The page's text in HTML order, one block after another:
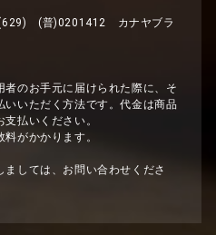
(629) (普)0201412 カナヤブラ
のお手元に届けられた際に、そ
いいただく方法です。代金は商品
払いください。
がかかります。
しては、お問い合わせくださ